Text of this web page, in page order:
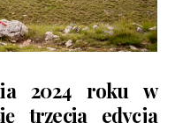
2024 roku w
trzecia edycja